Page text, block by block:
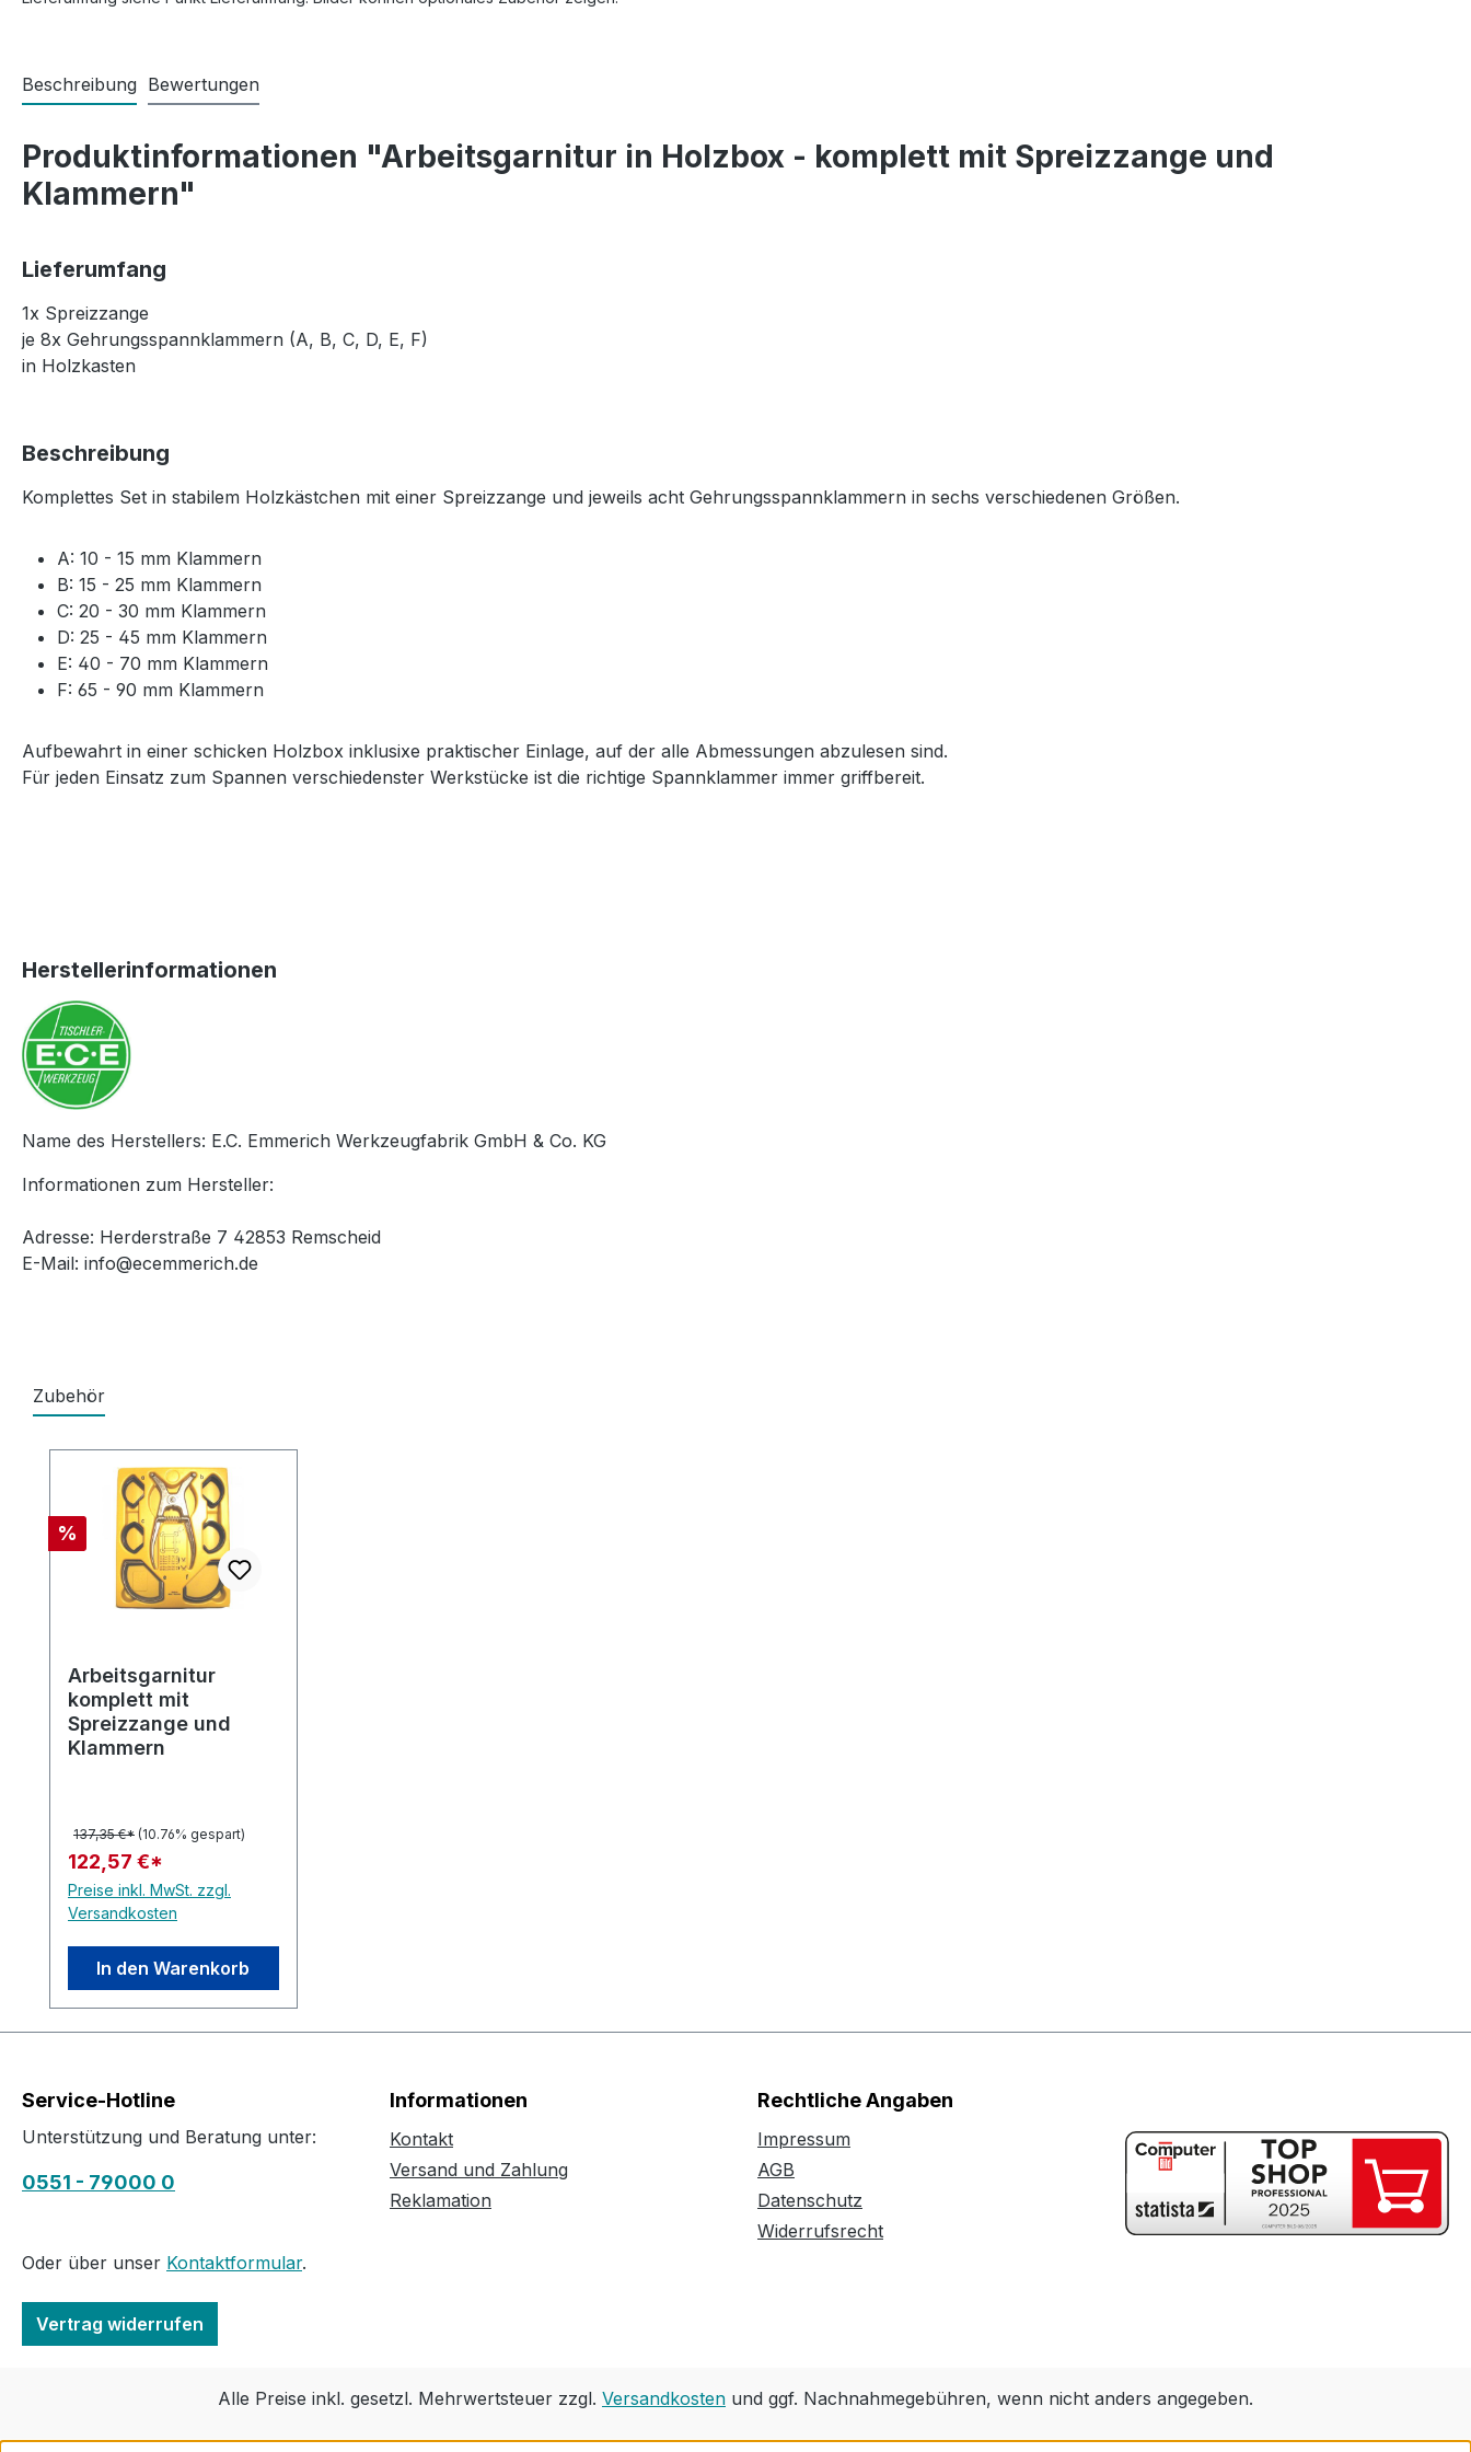
Beschreibung Bewertungen
Produktinformationen "Arbeitsgarnitur in Holzbox - komplett mit Spreizzange und
Klammern"
Lieferumfang
1x Spreizzange
je 8x Gehrungsspannklammern (A, B, C, D, E, F)
in Holzkasten
Beschreibung
Komplettes Set in stabilem Holzkästchen mit einer Spreizzange und jeweils acht Gehrungsspannklammern in sechs verschiedenen Größen.
A: 10 - 15 mm Klammern
B: 15 - 25 mm Klammern
C: 20 - 30 mm Klammern
D: 25 - 45 mm Klammern
E: 40 - 70 mm Klammern
F: 65 - 90 mm Klammern
Aufbewahrt in einer schicken Holzbox inklusixe praktischer Einlage, auf der alle Abmessungen abzulesen sind.
Für jeden Einsatz zum Spannen verschiedenster Werkstücke ist die richtige Spannklammer immer griffbereit.
Herstellerinformationen
Name des Herstellers: E.C. Emmerich Werkzeugfabrik GmbH & Co. KG
Informationen zum Hersteller:
Adresse: Herderstraße 7 42853 Remscheid
E-Mail: info@ecemmerich.de
Zubehör
Rabatt
%
Arbeitsgarnitur
komplett mit
Spreizzange und
Klammern
137,35 €* (10.76% gespart)
122,57 €*
Preise inkl. MwSt. zzgl.
Versandkosten
In den Warenkorb
Service-Hotline
Unterstützung und Beratung unter:
0551 - 79000 0
Oder über unser Kontaktformular.
Vertrag widerrufen
Informationen
Kontakt
Versand und Zahlung
Reklamation
Rechtliche Angaben
Impressum
AGB
Datenschutz
Widerrufsrecht
Alle Preise inkl. gesetzl. Mehrwertsteuer zzgl. Versandkosten und ggf. Nachnahmegebühren, wenn nicht anders angegeben.